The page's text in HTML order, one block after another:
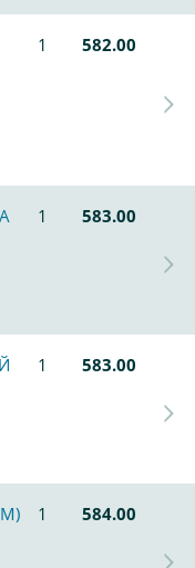
1 582.00
1 583.00
1 583.00
1 584.00